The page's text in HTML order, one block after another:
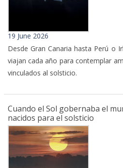
19 June 2026
Desde Gran Canaria hasta Perú o
viajan cada año para contemplar
vinculados al solsticio.
Cuando el Sol gobernaba el
nacidos para el solsticio